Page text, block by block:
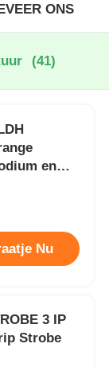
ONS
(41)
en
Nu
3 IP
Strobe